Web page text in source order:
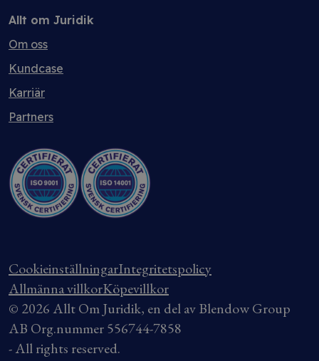
Allt om Juridik
Om oss
Kundcase
Karriär
Partners
CookieinställningarIntegritetspolicy
Allmänna villkorKöpevillkor
© 2026 Allt Om Juridik, en del av Blendow Group
AB Org.nummer 556744-7858
- All rights reserved.